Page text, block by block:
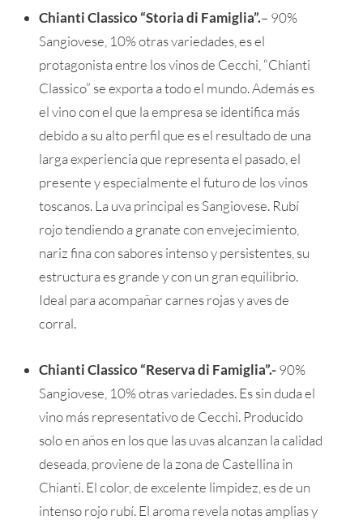
Chianti Classico “Storia di Famiglia”.– 90%
Sangiovese, 10% otras variedades, es el
protagonista entre los vinos de Cecchi, “Chianti
Classico” se exporta a todo el mundo. Además es
el vino con el que la empresa se identifica más
debido a su alto perfil que es el resultado de una
larga experiencia que representa el pasado, el
presente y especialmente el futuro de los vinos
toscanos. La uva principal es Sangiovese. Rubí
rojo tendiendo a granate con envejecimiento,
nariz fina con sabores intenso y persistentes, su
estructura es grande y con un gran equilibrio.
Ideal para acompañar carnes rojas y aves de
corral.
Chianti Classico “Reserva di Famiglia”.-90%
Sangiovese, 10% otras variedades. Es sin duda el
vino más representativo de Cecchi. Producido
solo en años en los que las uvas alcanzan la calidad
deseada, proviene de la zona de Castellina in
Chianti. El color, de excelente limpidez, es de un
intenso rojo rubí. El aroma revela notas amplias y